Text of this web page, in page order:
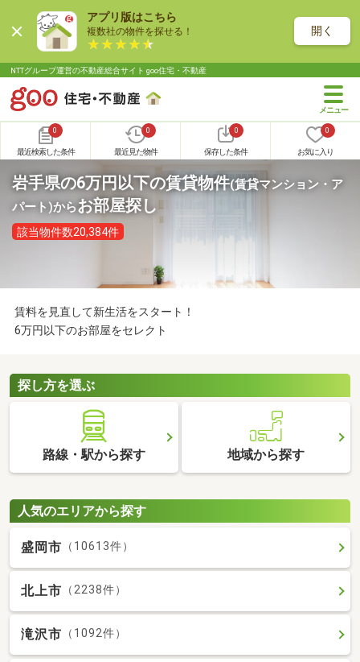
アプリ版はこちら
複数社の物件を探せる！ 開く
NTTグループ運営の不動産総合サイト goo住宅・不動産
0
最近検索した条件
0
最近見た物件
0
保存した条件
0
お気に入り
岩手県の6万円以下の賃貸物件(賃貸マンション・ア
パート)からお部屋探し
該当物件数20,384件
賃料を見直して新生活をスタート！
6万円以下のお部屋をセレクト
探し方を選ぶ
路線・駅から探す 地域から探す
人気のエリアから探す
盛岡市 （10613件）
北上市 （2238件）
滝沢市 （1092件）